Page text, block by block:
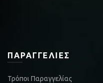
ΠΑΡΑΓΓΕΛΊΕΣ
Τρόποι Παραγγελίας